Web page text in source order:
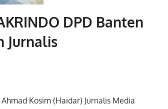
DPD Banten
Jurnalis
Kosim (Haidar) Jurnalis Media